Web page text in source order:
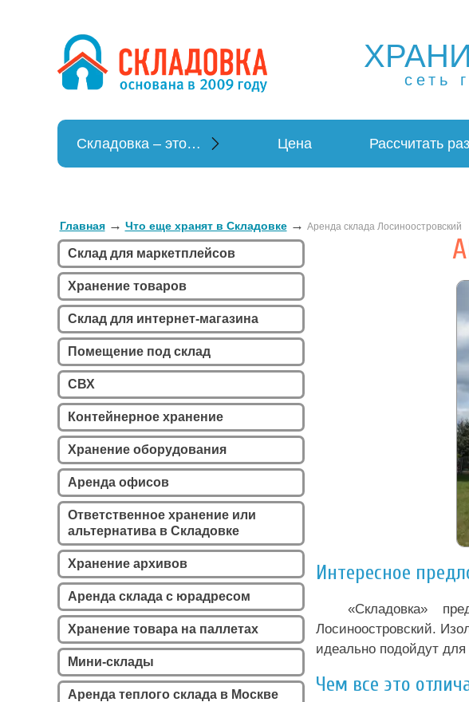
Хранение вещей в Москве и
Хранение вещей в Москве и МО.
сеть
Складовка – это… Цена Рассчитать
Главная→ Что еще хранят в Складовке→ Аренда склада Лосиноостровский
Склад для маркетплейсов
Хранение товаров
Склад для интернет-магазина
Помещение под склад
СВХ
Контейнерное хранение
Хранение оборудования
Аренда офисов
Ответственное хранение или
альтернатива в Складовке
Хранение архивов
Аренда склада с юрадресом
Хранение товара на паллетах
Мини-склады
Аренда теплого склада в Москве
Интересное
«Складовка»
Лосиноостровский.
идеально подойдут
Чем все это